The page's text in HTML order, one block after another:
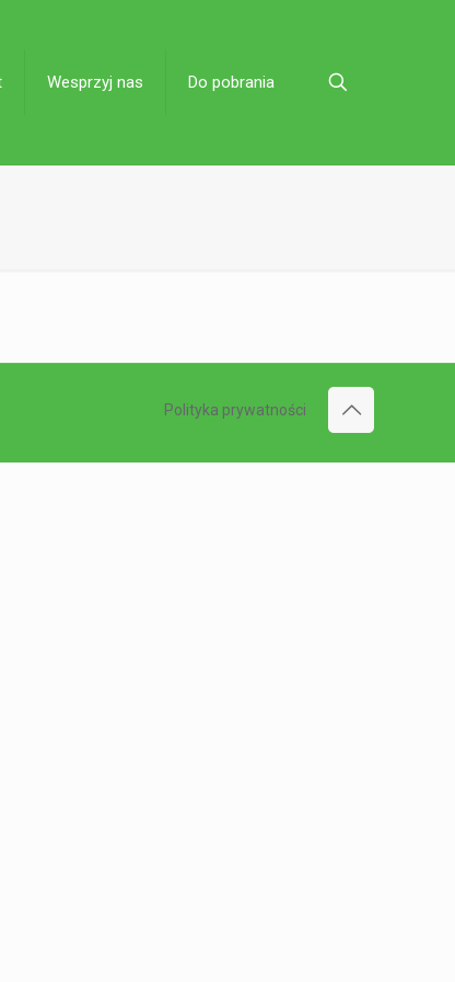
Wesprzyj nas Do pobrania
Polityka prywatności